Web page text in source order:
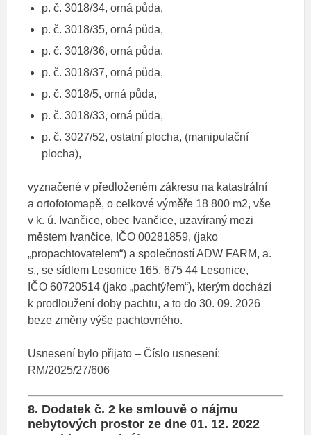
p. č. 3018/34, orná půda,
p. č. 3018/35, orná půda,
p. č. 3018/36, orná půda,
p. č. 3018/37, orná půda,
p. č. 3018/5, orná půda,
p. č. 3018/33, orná půda,
p. č. 3027/52, ostatní plocha, (manipulační
plocha),
vyznačené v předloženém zákresu na katastrální
a ortofotomapě, o celkové výměře 18 800 m2, vše
v k. ú. Ivančice, obec Ivančice, uzavíraný mezi
městem Ivančice, IČO 00281859, (jako
„propachtovatelem“) a společností ADW FARM, a.
s., se sídlem Lesonice 165, 675 44 Lesonice,
IČO 60720514 (jako „pachtýřem“), kterým dochází
k prodloužení doby pachtu, a to do 30. 09. 2026
beze změny výše pachtovného.
Usnesení bylo přijato – Číslo usnesení:
RM/2025/27/606
8. Dodatek č. 2 ke smlouvě o nájmu
nebytových prostor ze dne 01. 12. 2022